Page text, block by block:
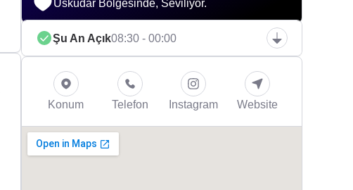
Üsküdar Bölgesinde, Seviliyor.
Şu An Açık08:30 - 00:00
Konum Telefon Instagram Website